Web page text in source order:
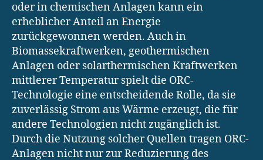
oder in chemischen Anlagen kann ein
erheblicher Anteil an Energie
zurückgewonnen werden. Auch in
Biomassekraftwerken, geothermischen
Anlagen oder solarthermischen Kraftwerken
mittlerer Temperatur spielt die ORC-
Technologie eine entscheidende Rolle, da sie
zuverlässig Strom aus Wärme erzeugt, die für
andere Technologien nicht zugänglich ist.
Durch die Nutzung solcher Quellen tragen ORC-
Anlagen nicht nur zur Reduzierung des